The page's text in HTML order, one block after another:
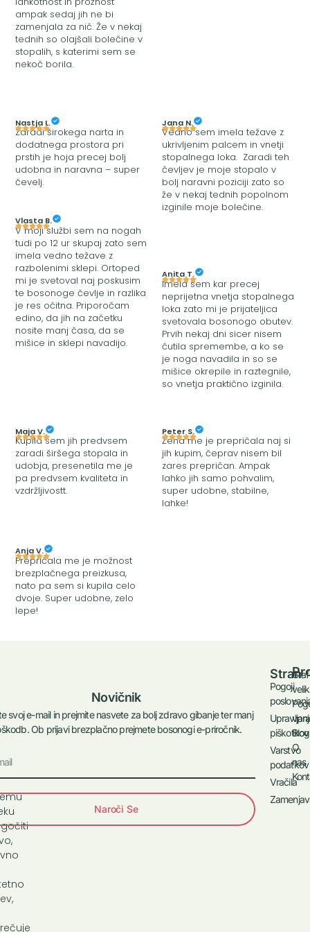
ampak sedaj jih ne bi
zamenjala za nič. Že v nekaj
tednih so olajšali bolečine v
stopalih, s katerimi sem se
nekoč borila.
Nastja L.
Zaradi širokega narta in
dodatnega prostora pri
prstih je hoja precej bolj
udobna in naravna – super
čevelj.
Jana N.
Vedno sem imela težave z
ukrivljenim palcem in vnetji
stopalnega loka. Zaradi teh
čevljev je moje stopalo v
bolj naravni poziciji zato so
že v nekaj tednih popolnom
izginile moje bolečine.
Vlasta B.
V moji službi sem na nogah
tudi po 12 ur skupaj zato sem
imela vedno težave z
razbolenimi sklepi. Ortoped
mi je svetoval naj poskusim
te bosonoge čevlje in razlika
je res očitna. Priporočam
edino, da jih na začetku
nosite manj časa, da se
mišice in sklepi navadijo.
Anita T.
Imela sem kar precej
neprijetna vnetja stopalnega
loka zato mi je prijateljica
svetovala bosonogo obutev.
Prvih nekaj dni sicer nisem
čutila spremembe, a ko se
je noga navadila in so se
mišice okrepile in raztegnile,
so vnetja praktično izginila.
Maja V.
Kupila sem jih predvsem
zaradi širšega stopala in
udobja, presenetila me je
pa predvsem kvaliteta in
vzdržljivostt.
Peter S.
Žena me je prepričala naj si
jih kupim, čeprav nisem bil
zares prepričan. Ampak
lahko jih samo pohvalim,
super udobne, stabilne,
lahke!
Anja V.
Prepričala me je možnost
brezplačnega preizkusa,
nato pa sem si kupila celo
dvoje. Super udobne, zelo
lepe!
Graf
O
nas
Stran
Pogoji
piškotkov
Varstvo
podatkov
Vračila
Novičnik
svoj e-mail in prejmite nasvete za bolj zdravo gibanje ter manj
Ob prijavi brezplačno prejmete bosonogi e-priročnik.
Naroči Se